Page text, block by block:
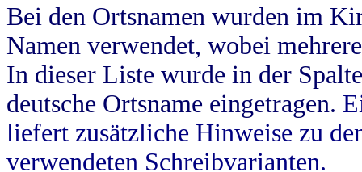
Bei den Ortsnamen wurden im
Namen verwendet, wobei
In dieser Liste wurde in der
deutsche Ortsname eingetragen.
liefert zusätzliche Hinweise zu
verwendeten Schreibvarianten.